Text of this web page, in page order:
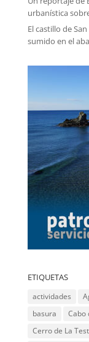
urbanística
El castillo de
sumido en el
ETIQUETAS
actividades
basura
Cabo
Cerro de La